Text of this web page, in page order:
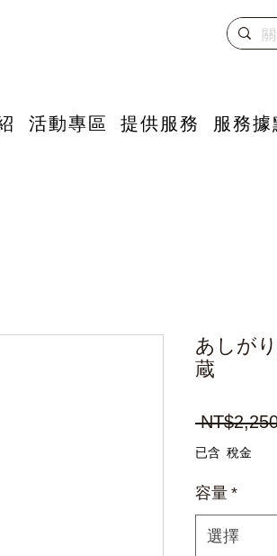
活動專區 提供服務 服務據
あしが
蔵
已含 稅金
容量 *
選擇